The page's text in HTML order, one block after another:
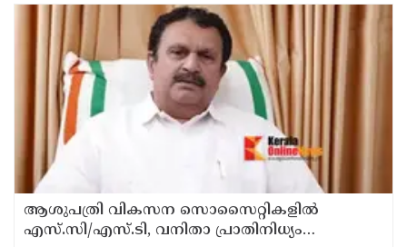
ആശുപത്രി വികസന സൊസൈറ്റികളിൽ
എസ്.സി/എസ്.ടി, വനിതാ പ്രാതിനിധ്യം